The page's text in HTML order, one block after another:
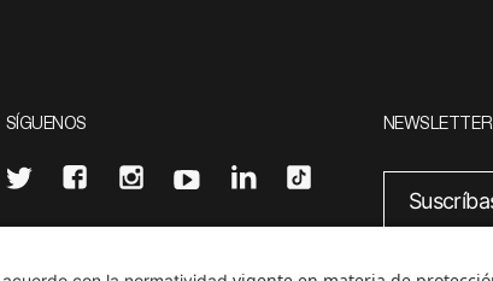
SÍGUENOS NEWSLETTER